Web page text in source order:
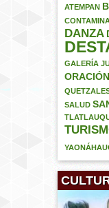
ATEMPAN
DANZA
GALERÍA
ORACIÓN
SALUD